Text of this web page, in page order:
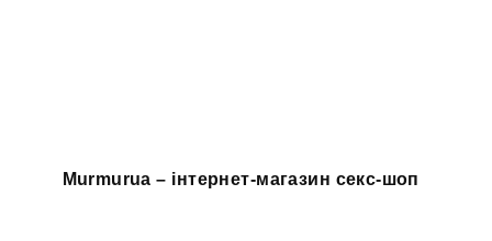
Murmurua – інтернет-магазин секс-шоп